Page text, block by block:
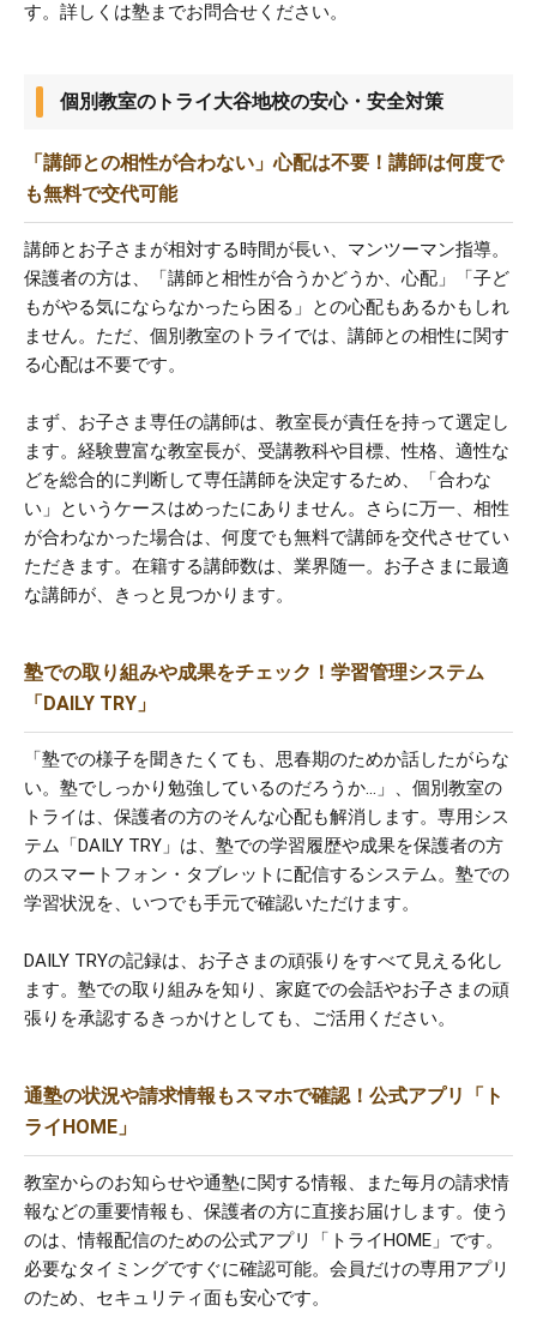
す。詳しくは塾までお問合せください。
個別教室のトライ大谷地校の安心・安全対策
「講師との相性が合わない」心配は不要！講師は何度で
も無料で交代可能
講師とお子さまが相対する時間が長い、マンツーマン指導。
保護者の方は、「講師と相性が合うかどうか、心配」「子ど
もがやる気にならなかったら困る」との心配もあるかもしれ
ません。ただ、個別教室のトライでは、講師との相性に関す
る心配は不要です。
まず、お子さま専任の講師は、教室長が責任を持って選定し
ます。経験豊富な教室長が、受講教科や目標、性格、適性な
どを総合的に判断して専任講師を決定するため、「合わな
い」というケースはめったにありません。さらに万一、相性
が合わなかった場合は、何度でも無料で講師を交代させてい
ただきます。在籍する講師数は、業界随一。お子さまに最適
な講師が、きっと見つかります。
塾での取り組みや成果をチェック！学習管理システム
「DAILY TRY」
「塾での様子を聞きたくても、思春期のためか話したがらな
い。塾でしっかり勉強しているのだろうか…」、個別教室の
トライは、保護者の方のそんな心配も解消します。専用シス
テム「DAILY TRY」は、塾での学習履歴や成果を保護者の方
のスマートフォン・タブレットに配信するシステム。塾での
学習状況を、いつでも手元で確認いただけます。
DAILY TRYの記録は、お子さまの頑張りをすべて見える化し
ます。塾での取り組みを知り、家庭での会話やお子さまの頑
張りを承認するきっかけとしても、ご活用ください。
通塾の状況や請求情報もスマホで確認！公式アプリ「ト
ライHOME」
教室からのお知らせや通塾に関する情報、また毎月の請求情
報などの重要情報も、保護者の方に直接お届けします。使う
のは、情報配信のための公式アプリ「トライHOME」です。
必要なタイミングですぐに確認可能。会員だけの専用アプリ
のため、セキュリティ面も安心です。